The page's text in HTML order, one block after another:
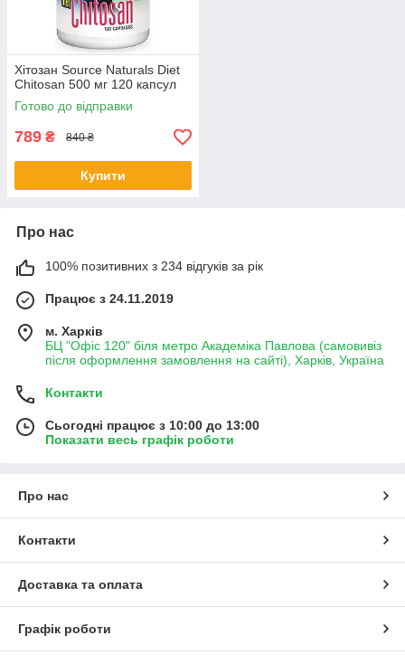
Хітозан Source Naturals Diet
Chitosan 500 мг 120 капсул
Готово до відправки
789 ₴ 840 ₴
Купити
Про нас
100% позитивних з 234 відгуків за рік
Працює з 24.11.2019
м. Харків
БЦ "Офіс 120" біля метро Академіка Павлова (самовивіз
після оформлення замовлення на сайті), Харків, Україна
Контакти
Сьогодні працює з 10:00 до 13:00
Показати весь графік роботи
Про нас
Контакти
Доставка та оплата
Графік роботи